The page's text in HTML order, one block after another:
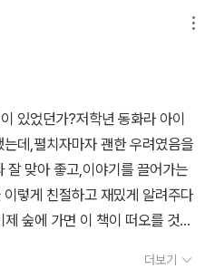
싹을 틔우기 시작한다. 나무들
수풀들은 사라지고... 스트로부스
고 한단다. 무럭무럭 자라는 잣
그리고 새로운 동물들이 이사를
비와 여우도....하지만 너무 많
의 어린 나무들을 살리지 못한다.
두 독차지해버리기 때문에...숲이
은 새로운 생명을 잉태한다.그늘
무, 단풍나무, 튤립나무.....때로
찬 바람에 부러지기도 하고 벼락
있었던가?저학년 동화라 아이
데,펼치자마자 괜한 우려였음을
잘 맞아 좋고,이야기를 끌어가는
렇게 친절하고 재밌게 알려주다
숲에 가면 이 책이 떠오를 것
더보기